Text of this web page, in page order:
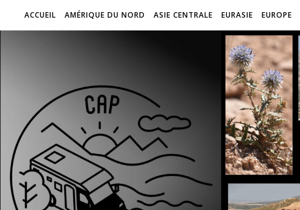
ACCUEIL AMÉRIQUE DU NORD ASIE CENTRALE EURASIE EUROPE